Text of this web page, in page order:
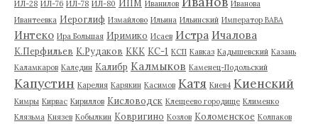
ИЛ-28 ИЛ-76 ИЛ-78 ИЛ-80 ИПМ Иванилов
Иванова
Ивантеевка Иероглиф Измайлово Ильина Ильинский Император ВАВА
Интеко Ира Большая Иримико Исаев Истра Ичалова
К.Перфильев К.Рудаков ККК КС-1 КСП Кавказ Кадышевский Казань
Каламкаров Каледин Калибр Калмыков Каменец-Подольский
Капустин Карелия Карякин Касимов Катя Киев4 Киенский
Кимры Кирвас Кириллов Кисловодск Клещеево городище Клименко
Клязьма Князев Кобылкин Ковригино Козлов Коломенское Колпаков